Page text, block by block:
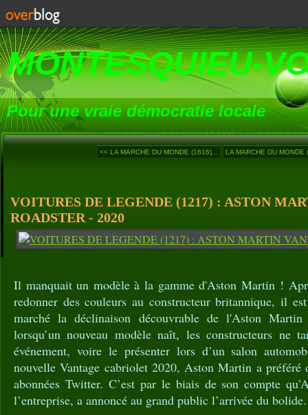
MONTESQUIEU-
Pour une vraie démocratie locale
<< LA MARCHE DU MONDE (1616)... LA MARCHE DU MONDE
VOITURES DE LEGENDE (1217) : ASTON
ROADSTER - 2020
Il manquait un modèle à la gamme d'Aston Martin !
redonner des couleurs au constructeur britannique, il
marché la déclinaison découvrable de l'Aston Martin
lorsqu’un nouveau modèle naît, les constructeurs ne
événement, voire le présenter lors d’un salon
nouvelle Vantage cabriolet 2020, Aston Martin a préféré
abonnées Twitter. C’est par le biais de son compte
l’entreprise, a annoncé au grand public l’arrivée du bolide.